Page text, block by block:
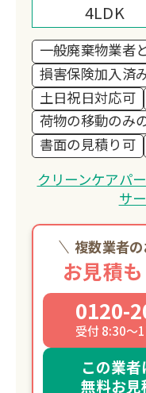
4LDK
一般廃棄物業者
損害保険加入済
土日祝日対応可
荷物の移動のみ
書面の見積り可
クリーンケアパ
サ
複数業者
お見積
0120-
受付 8:30～
この業者
無料お見